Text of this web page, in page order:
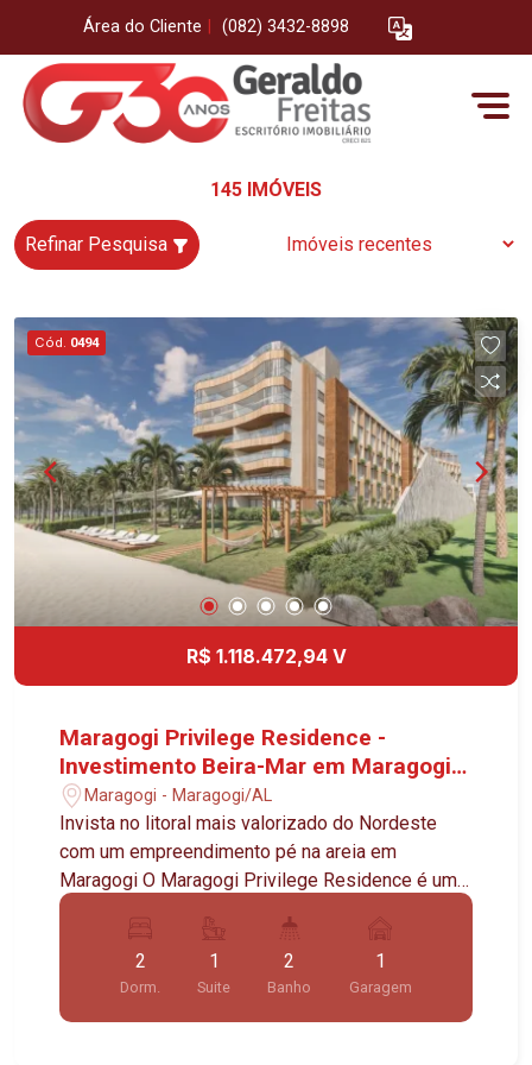
Área do Cliente (082) 3432-8898
145 IMÓVEIS
Refinar Pesquisa
Cód. 0494
R$ 1.118.472,94 V
Maragogi Privilege Residence -
Investimento Beira-Mar em Maragogi |
Studios e Apartamentos com Alto
Potencial de Rentabilidade
Maragogi - Maragogi/AL
Invista no litoral mais valorizado do Nordeste
com um empreendimento pé na areia em
Maragogi O Maragogi Privilege Residence é um
empreendimento desenvolvido para investidores
que desejam unir valorização patrimonial, geração
de renda recorrente e um imóvel em uma das
praias mais desejadas do Brasil. Localizado em
Maragogi, Alagoas, no coração da Costa dos
2
Dorm.
1
Suite
2
Banho
1
Garagem